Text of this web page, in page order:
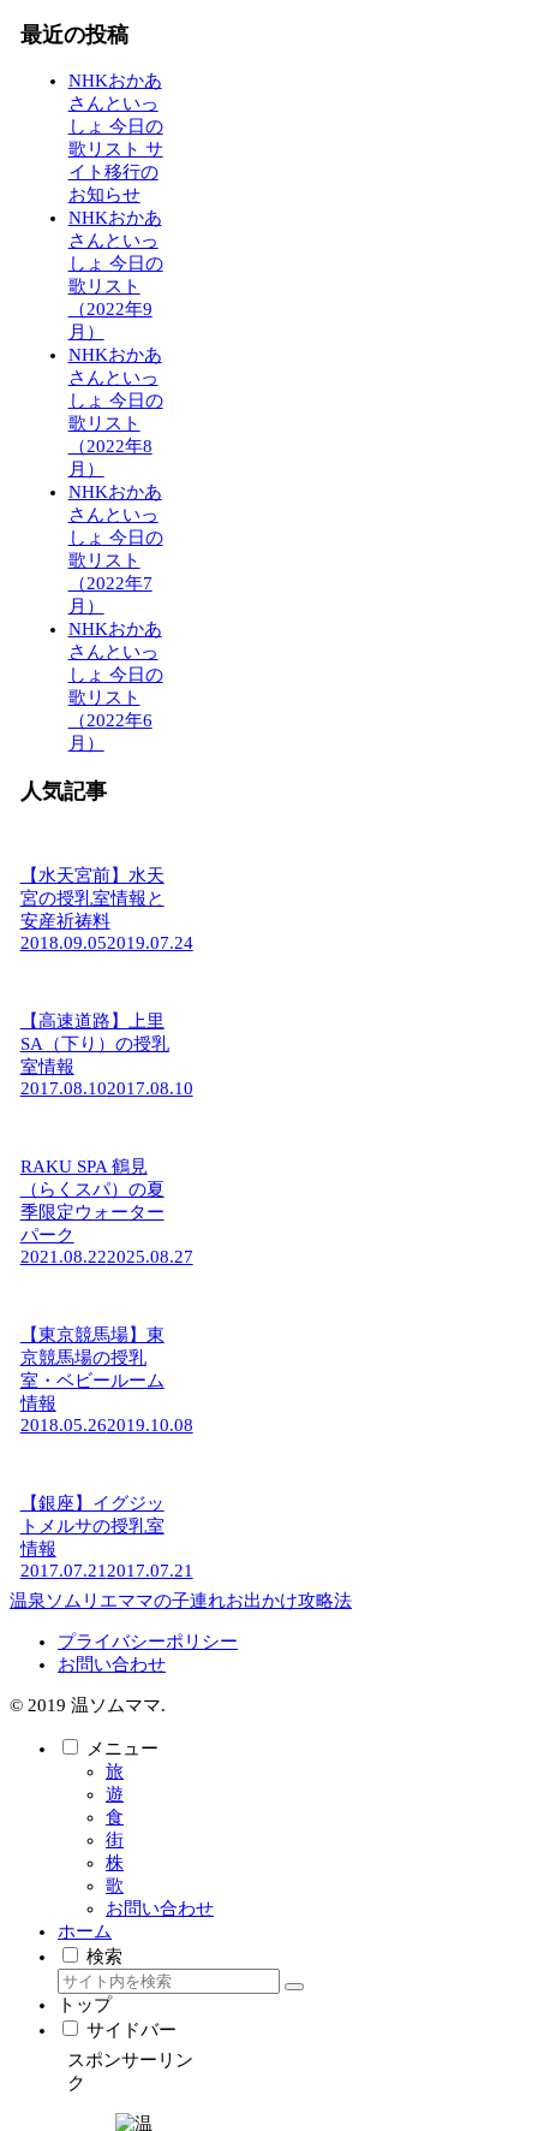
最近の投稿
NHKおかあ
さんといっ
しょ 今日の
歌リスト サ
イト移行の
お知らせ
NHKおかあ
さんといっ
しょ 今日の
歌リスト
（2022年9
月）
NHKおかあ
さんといっ
しょ 今日の
歌リスト
（2022年8
月）
NHKおかあ
さんといっ
しょ 今日の
歌リスト
（2022年7
月）
NHKおかあ
さんといっ
しょ 今日の
歌リスト
（2022年6
月）
人気記事
【水天宮前】水天
宮の授乳室情報と
安産祈祷料
2018.09.052019.07.24
【高速道路】上里
SA（下り）の授乳
室情報
2017.08.102017.08.10
RAKU SPA 鶴見
（らくスパ）の夏
季限定ウォーター
パーク
2021.08.222025.08.27
【東京競馬場】東
京競馬場の授乳
室・ベビールーム
情報
2018.05.262019.10.08
【銀座】イグジッ
トメルサの授乳室
情報
2017.07.212017.07.21
温泉ソムリエママの子連れお出かけ攻略法
プライバシーポリシー
お問い合わせ
© 2019 温ソムママ.
メニュー
旅
遊
食
街
株
歌
お問い合わせ
ホーム
検索
トップ
サイドバー
スポンサーリン
ク